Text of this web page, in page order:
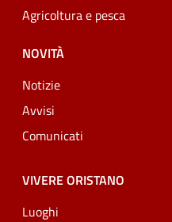
Agricoltura e pesca
NOVITÀ
Notizie
Avvisi
Comunicati
VIVERE ORISTANO
Luoghi